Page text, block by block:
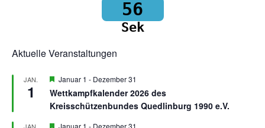
56
Sek
Aktuelle Veranstaltungen
JAN.
1
Hervorgehoben
Januar 1 - Dezember 31
Wettkampfkalender 2026 des
Kreisschützenbundes Quedlinburg 1990 e.V.
Hervorgehoben